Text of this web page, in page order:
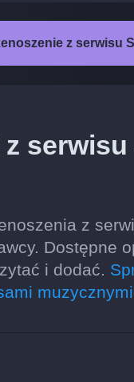
z serwisu
z
Dostępne
i dodać.